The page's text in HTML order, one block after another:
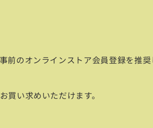
前のオンラインストア会員登録を推
買い求めいただけます。